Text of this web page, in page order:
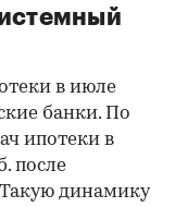
в июле
банки. По
ипотеки в
после
динамику